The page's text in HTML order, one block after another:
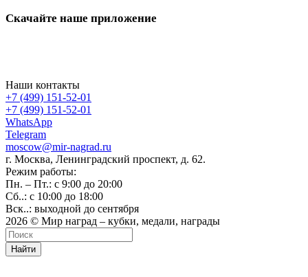
Скачайте наше приложение
Наши контакты
+7 (499) 151-52-01
+7 (499) 151-52-01
WhatsApp
Telegram
moscow@mir-nagrad.ru
г. Москва, Ленинградский проспект, д. 62.
Режим работы:
Пн. – Пт.: с 9:00 до 20:00
Сб..: с 10:00 до 18:00
Вск..: выходной до сентября
2026 © Мир наград – кубки, медали, награды
Найти